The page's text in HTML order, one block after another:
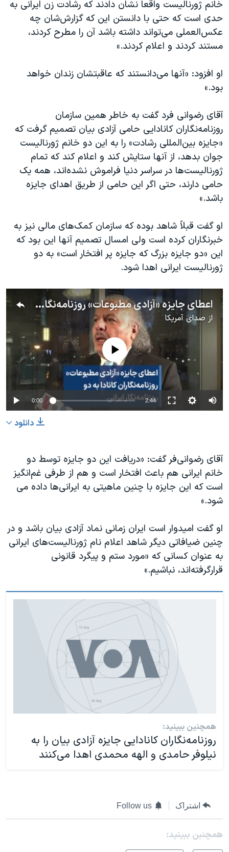
خانم ژورنالیست واقعا نشان دادند که رشادت زن ایرانی به
حدی است که حتی با دانستن این که گزارش‌شان چه
عکس‌العملی می‌تواند داشته باشد آن را مطرح کردند،
مستند کردند و اعلام کردند.»
او افزود: «آنها می‌دانستند که عاقبتشان زندان خواهد
بود.»
آقای رضوانی فرد گفت به خاطر همین سازمان
روزنامه‌نگاران کانادایی حامی آزادی بیان تصمیم گرفت که
«جایزه بین‌المللی رشادت» را به این دو خانم ژورنالیست
جوان بدهد، از آنها ستایش کند و اعلام کند که تمام
ژورنالیست‌ها در سراسر دنیا فراموش نشده‌اند، همه یک
حامی دارند، حتی اگر این حامی از طریق اهدای جایزه
باشد.»
او گفت قبلاً شاهد بوده که سازمان کمک‌های مالی نیز به
خبرنگاران کرده ‌است ولی امسال تصمیم آنها این بود که
این «دو جایزه بزرگ که جایزه پر افتخار است» به دو
ژورنالیست ایرانی اهدا شود.
اعطای جایزه «آزادی مطبوعات» روزنامه‌نگاران کانادا به دو روزنامه‌نگار ایرانی
از صدای آمریکا
No media source currently available
0:00 2:44
دانلود
آقای رضوانی‌فر گفت: «دریافت این دو جایزه توسط دو
خانم ایرانی هم باعث افتخار است و هم از طرفی غم‌انگیز
است که این جایزه با چنین ماهیتی به ایرانی‌ها داده می
شود.»
او گفت امیدوار است ایران زمانی نماد آزادی بیان باشد و در
چنین ضیافاتی دیگر شاهد اعلام نام ژورنالیست‌های ایرانی
به عنوان کسانی که «مورد ستم و پیگرد قانونی
قرارگرفته‌اند، نباشیم.»
همچنین ببینید:
روزنامه‌نگاران کانادایی جایزه آزادی بیان را به
نیلوفر حامدی و الهه محمدی اهدا می‌کنند
اشتراک Follow us
همچنبن ببینید: